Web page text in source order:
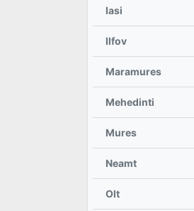
Iasi
Ilfov
Maramures
Mehedinti
Mures
Neamt
Olt